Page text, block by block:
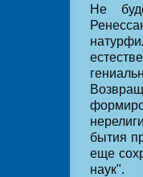
Не
бытия
еще
наук".